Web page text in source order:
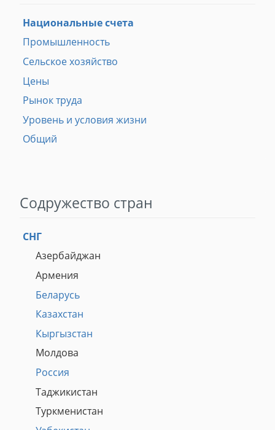
Национальные счета
Промышленность
Сельское хозяйство
Цены
Рынок труда
Уровень и условия жизни
Общий
Содружество стран
СНГ
Азербайджан
Армения
Беларусь
Казахстан
Кыргызстан
Молдова
Россия
Таджикистан
Туркменистан